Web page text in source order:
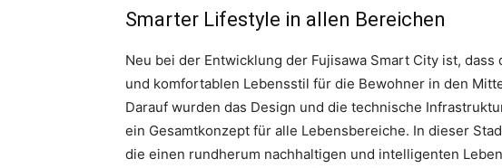
Smarter Lifestyle in allen Bereichen
Neu bei der Entwicklung der Fujisawa Smart City ist,
und komfortablen Lebensstil für die Bewohner in den
Darauf wurden das Design und die technische
ein Gesamtkonzept für alle Lebensbereiche. In dieser
die einen rundherum nachhaltigen und intelligenten